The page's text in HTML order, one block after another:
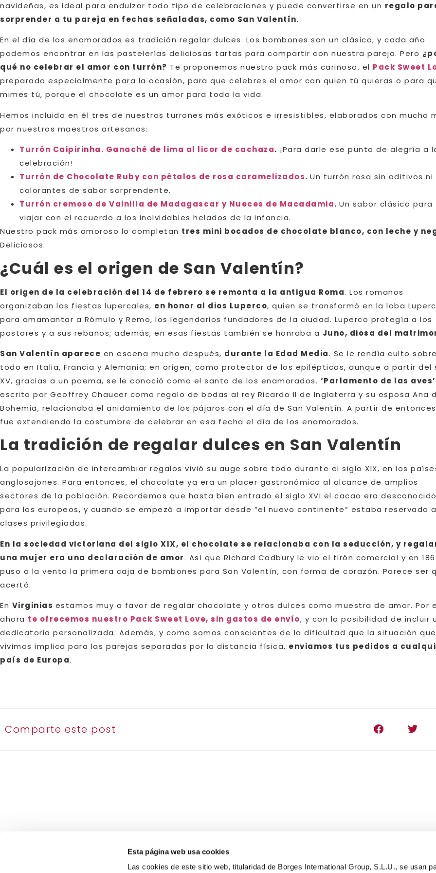
Esta página web usa cookies
Las cookies de este sitio web, titularidad de Borges International Group, S.L.U., se usan
navideñas, es ideal para endulzar todo tipo de celebraciones y puede convertirse en un regalo
sorprender a tu pareja en fechas señaladas, como San Valentín.
En el día de los enamorados es tradición regalar dulces. Los bombones son un clásico, y cada año
podemos encontrar en las pastelerías deliciosas tartas para compartir con nuestra pareja. Pero
qué no celebrar el amor con turrón? Te proponemos nuestro pack más cariñoso, el Pack Sweet
preparado especialmente para la ocasión, para que celebres el amor con quien tú quieras o para
mimes tú, porque el chocolate es un amor para toda la vida.
Hemos incluido en él tres de nuestros turrones más exóticos e irresistibles, elaborados con mucho
por nuestros maestros artesanos:
Turrón Caipirinha. Ganaché de lima al licor de cachaza. ¡Para darle ese punto de alegría a
celebración!
Turrón de Chocolate Ruby con pétalos de rosa caramelizados. Un turrón rosa sin aditivos ni
colorantes de sabor sorprendente.
Turrón cremoso de Vainilla de Madagascar y Nueces de Macadamia. Un sabor clásico para
viajar con el recuerdo a los inolvidables helados de la infancia.
Nuestro pack más amoroso lo completan tres mini bocados de chocolate blanco, con leche y
Deliciosos.
¿Cuál es el origen de San Valentín?
El origen de la celebración del 14 de febrero se remonta a la antigua Roma. Los romanos
organizaban las fiestas lupercales, en honor al dios Luperco, quien se transformó en la loba
para amamantar a Rómulo y Remo, los legendarios fundadores de la ciudad. Luperco protegía a los
pastores y a sus rebaños; además, en esas fiestas también se honraba a Juno, diosa del
San Valentín aparece en escena mucho después, durante la Edad Media. Se le rendía culto sobre
todo en Italia, Francia y Alemania; en origen, como protector de los epilépticos, aunque a partir del
XV, gracias a un poema, se le conoció como el santo de los enamorados. ‘Parlamento de las aves’
escrito por Geoffrey Chaucer como regalo de bodas al rey Ricardo II de Inglaterra y su esposa Ana
Bohemia, relacionaba el anidamiento de los pájaros con el día de San Valentín. A partir de
fue extendiendo la costumbre de celebrar en esa fecha el día de los enamorados.
La tradición de regalar dulces en San Valentín
La popularización de intercambiar regalos vivió su auge sobre todo durante el siglo XIX, en los
anglosajones. Para entonces, el chocolate ya era un placer gastronómico al alcance de amplios
sectores de la población. Recordemos que hasta bien entrado el siglo XVI el cacao era desconocido
para los europeos, y cuando se empezó a importar desde “el nuevo continente” estaba reservado
clases privilegiadas.
En la sociedad victoriana del siglo XIX, el chocolate se relacionaba con la seducción, y
una mujer era una declaración de amor. Así que Richard Cadbury le vio el tirón comercial y en
puso a la venta la primera caja de bombones para San Valentín, con forma de corazón. Parece ser
acertó.
En Virginias estamos muy a favor de regalar chocolate y otros dulces como muestra de amor. Por
ahora te ofrecemos nuestro Pack Sweet Love, sin gastos de envío, y con la posibilidad de incluir
dedicatoria personalizada. Además, y como somos conscientes de la dificultad que la situación que
vivimos implica para las parejas separadas por la distancia física, enviamos tus pedidos a
país de Europa.
Comparte este post